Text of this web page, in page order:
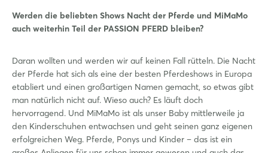
Werden die beliebten Shows Nacht der Pferde und MiMaMo
auch weiterhin Teil der PASSION PFERD bleiben?
Daran wollten und werden wir auf keinen Fall rütteln. Die Nacht
der Pferde hat sich als eine der besten Pferdeshows in Europa
etabliert und einen großartigen Namen gemacht, so etwas gibt
man natürlich nicht auf. Wieso auch? Es läuft doch
hervorragend. Und MiMaMo ist als unser Baby mittlerweile ja
den Kinderschuhen entwachsen und geht seinen ganz eigenen
erfolgreichen Weg. Pferde, Ponys und Kinder – das ist ein
Login
Einloggen
Passwort vergessen?